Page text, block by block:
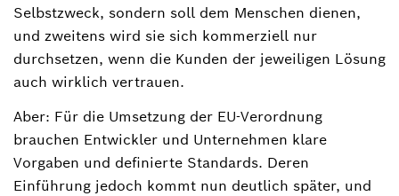
Selbstzweck, sondern soll dem Menschen dienen,
und zweitens wird sie sich kommerziell nur
durchsetzen, wenn die Kunden der jeweiligen Lösung
auch wirklich vertrauen.
Aber: Für die Umsetzung der EU-Verordnung
brauchen Entwickler und Unternehmen klare
Vorgaben und definierte Standards. Deren
Einführung jedoch kommt nun deutlich später, und